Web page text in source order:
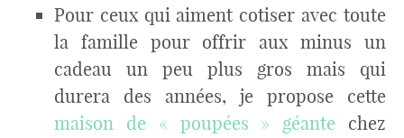
Pour ceux qui aiment cotiser avec toute
la famille pour offrir aux minus un
cadeau un peu plus gros mais qui
durera des années, je propose cette
maison de « poupées » géante chez